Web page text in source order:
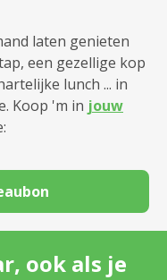
laten genieten
een gezellige kop
lunch ... in
Koop 'm in jouw
ook als je